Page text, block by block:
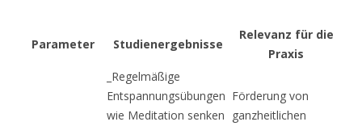
Parameter Studienergebnisse
Relevanz für die
Praxis
_Regelmäßige
Entspannungsübungen
wie Meditation senken
Förderung von
ganzheitlichen